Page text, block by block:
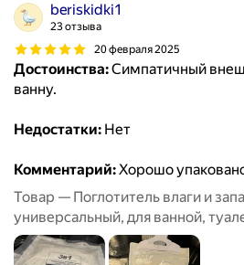
beriskidki1
23 отзыва
20 февраля 2025
Достоинства:Симпатичный
ванну.
Недостатки: Нет
Комментарий:Хорошо
Товар — Поглотитель влаги и
универсальный, для ванной,
набор 6 штук